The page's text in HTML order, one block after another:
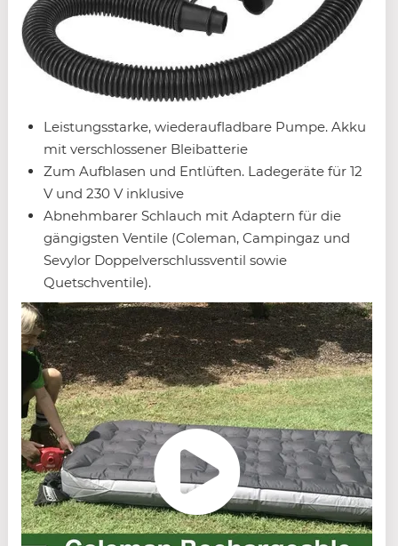
Leistungsstarke, wiederaufladbare Pumpe. Akku
mit verschlossener Bleibatterie
Zum Aufblasen und Entlüften. Ladegeräte für 12
V und 230 V inklusive
Abnehmbarer Schlauch mit Adaptern für die
gängigsten Ventile (Coleman, Campingaz und
Sevylor Doppelverschlussventil sowie
Quetschventile).